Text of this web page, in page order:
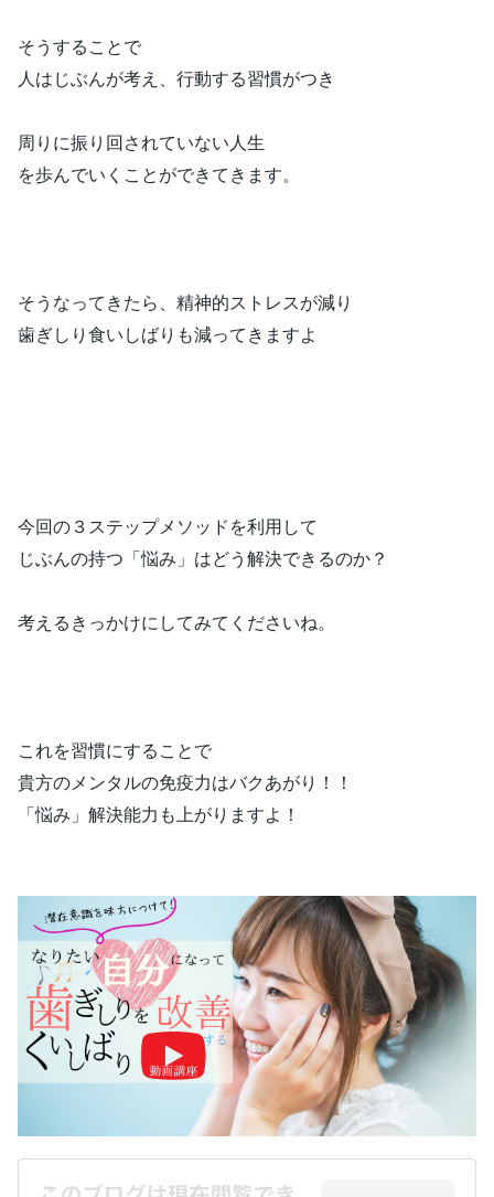
そうすることで
人はじぶんが考え、行動する習慣がつき
周りに振り回されていない人生
を歩んでいくことができてきます。
そうなってきたら、精神的ストレスが減り
歯ぎしり食いしばりも減ってきますよ
今回の３ステップメソッドを利用して
じぶんの持つ「悩み」はどう解決できるのか？
考えるきっかけにしてみてくださいね。
これを習慣にすることで
貴方のメンタルの免疫力はバクあがり！！
「悩み」解決能力も上がりますよ！